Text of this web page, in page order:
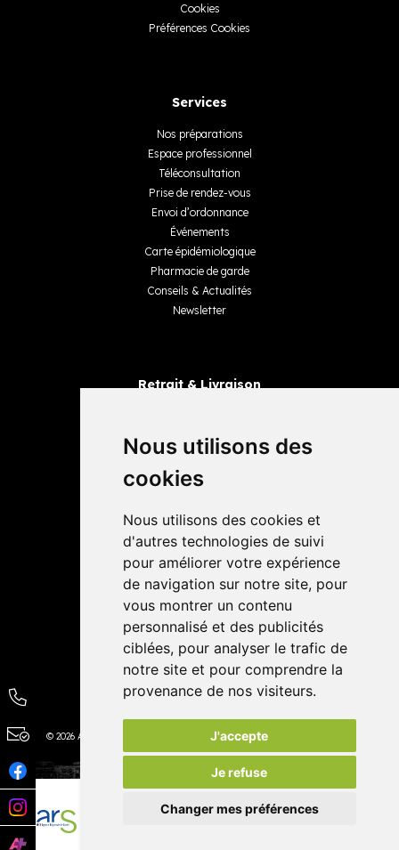
Nous utilisons des
cookies
Nous utilisons des cookies et
d'autres technologies de suivi
pour améliorer votre expérience
de navigation sur notre site, pour
vous montrer un contenu
personnalisé et des publicités
ciblées, pour analyser le trafic de
notre site et pour comprendre la
provenance de nos visiteurs.
J'accepte
Je refuse
Changer mes préférences
Cookies
Préférences Cookies
Services
Nos préparations
Espace professionnel
Téléconsultation
Prise de rendez-vous
Envoi d’ordonnance
Événements
Carte épidémiologique
Pharmacie de garde
Conseils & Actualités
Newsletter
Retrait & Livraison
Livraisons
4,4 / 5 65 avis
© 2026 Autour de la Pharmacie Tous droits réservés